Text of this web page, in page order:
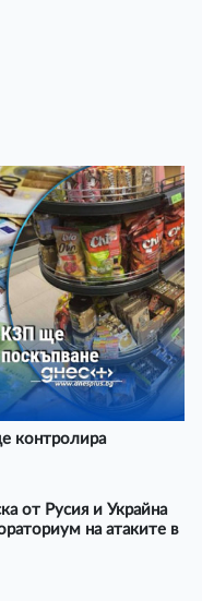
контролира
от Русия и Украйна
на атаките в